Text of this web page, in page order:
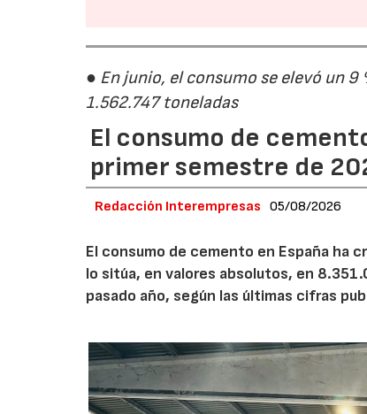
● En junio, el consumo se elevó un
1.562.747 toneladas
El consumo de
primer semestre de
Redacción Interempresas 05/08/2026
El consumo de cemento en España ha
lo sitúa, en valores absolutos, en
pasado año, según las últimas cifras